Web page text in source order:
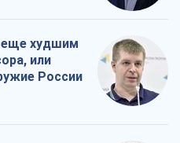
худшим
или
России